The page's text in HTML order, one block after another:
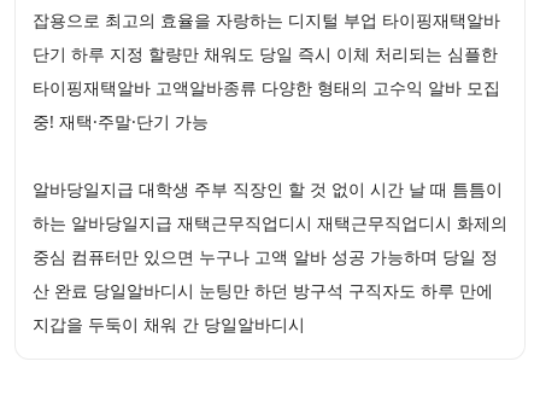
잡용으로 최고의 효율을 자랑하는 디지털 부업 타이핑재택알바
단기 하루 지정 할량만 채워도 당일 즉시 이체 처리되는 심플한
타이핑재택알바 고액알바종류 다양한 형태의 고수익 알바 모집
중! 재택·주말·단기 가능
알바당일지급 대학생 주부 직장인 할 것 없이 시간 날 때 틈틈이
하는 알바당일지급 재택근무직업디시 재택근무직업디시 화제의
중심 컴퓨터만 있으면 누구나 고액 알바 성공 가능하며 당일 정
산 완료 당일알바디시 눈팅만 하던 방구석 구직자도 하루 만에
지갑을 두둑이 채워 간 당일알바디시